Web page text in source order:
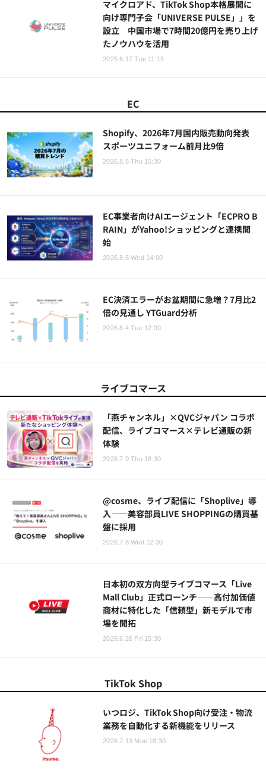
マイクロアド、TikTok Shop本格展開に
向け専門子会「UNIVERSE PULSE」」を
設立 中国市場で7時間20億円を売り上げ
たノウハウを活用
2025.6.17 Tue 11:15
EC
Shopify、2026年7月国内販売動向発表
スポーツユニフォーム前月比9倍
2026.8.6 Thu 15:30
EC事業者向けAIエージェント「ECPRO B
RAIN」がYahoo!ショッピングと連携開
始
2026.8.5 Wed 14:00
EC決済エラーがお盆期間に急増？7月比2
倍の見通し YTGuard分析
2026.8.4 Tue 12:00
ライブコマース
「燕チャンネル」×QVCジャパン コラボ
配信、ライブコマース×テレビ通販の新
体験
2026.7.9 Thu 18:30
@cosme、ライブ配信に「Shoplive」導
入——美容部員LIVE SHOPPINGの購買基
盤に採用
2026.7.8 Wed 12:30
日本初の双方向型ライブコマース「Live
Mall Club」正式ローンチ——高付加価値
商材に特化した「信頼型」新モデルで市
場を開拓
2026.6.26 Fri 15:30
TikTok Shop
いつロジ、TikTok Shop向け受注・物流
業務を自動化する新機能をリリース
2026.7.13 Mon 18:30